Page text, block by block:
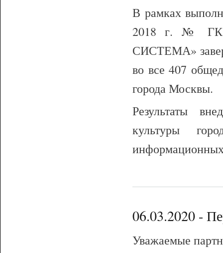
В рамках
2018 г. № ГК
СИСТЕМА»
во все 407
города Москвы.
Результаты
культуры
06.03.2020 -
Уважаемые